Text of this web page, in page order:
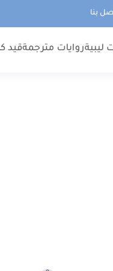
بنا
ليبيةروايات مترجمةقيد